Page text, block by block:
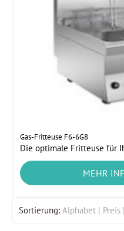
Gas-Fritteuse F6-6G8
Die optimale Fritteuse für
MEHR
Sortierung: Alphabet Preis